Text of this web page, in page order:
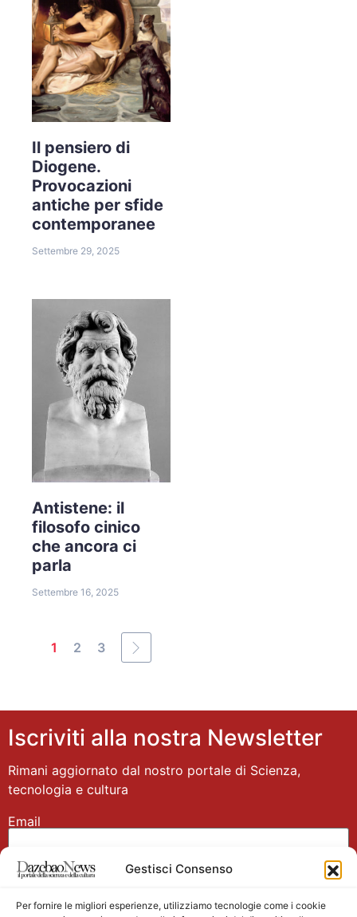
Gestisci Consenso
Per fornire le migliori esperienze, utilizziamo tecnologie come i cookie
Il pensiero di
Diogene.
Provocazioni
antiche per sfide
contemporanee
Settembre 29, 2025
Antistene: il
filosofo cinico
che ancora ci
parla
Settembre 16, 2025
1 2 3
Iscriviti alla nostra Newsletter
Rimani aggiornato dal nostro portale di Scienza,
tecnologia e cultura
Email
Nome